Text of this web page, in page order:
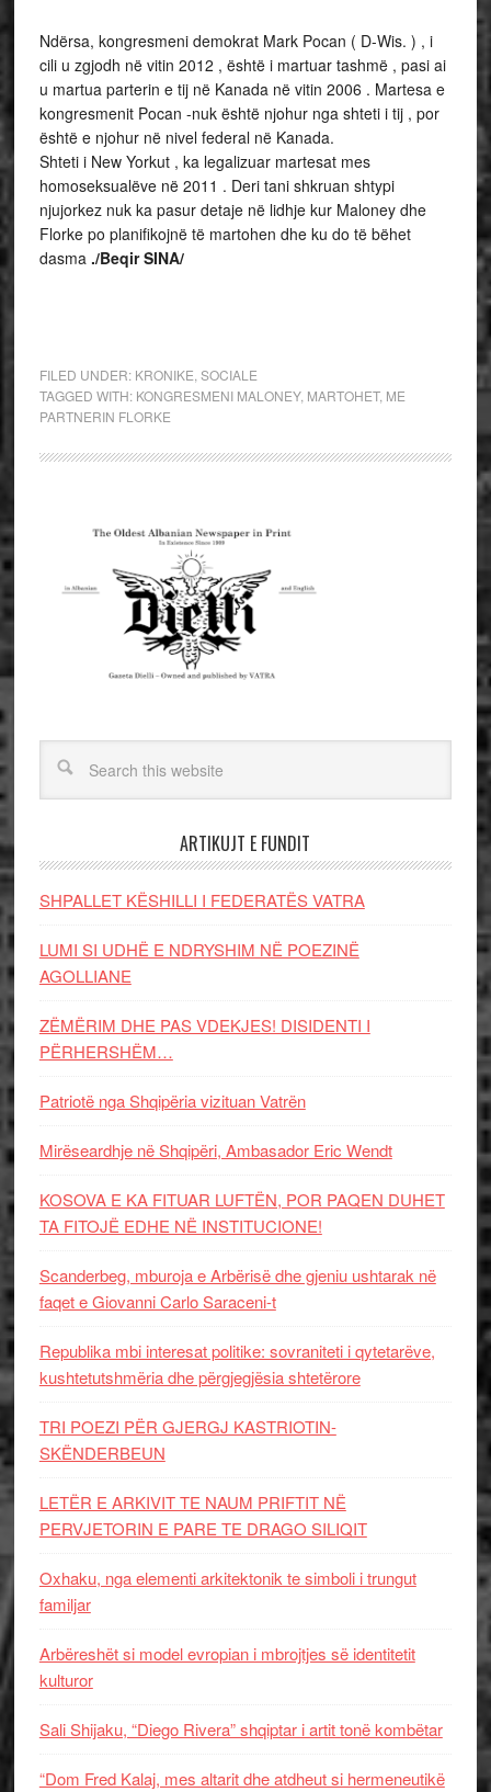
Ndërsa, kongresmeni demokrat Mark Pocan ( D-Wis. ) , i
cili u zgjodh në vitin 2012 , është i martuar tashmë , pasi ai
u martua parterin e tij në Kanada në vitin 2006 . Martesa e
kongresmenit Pocan -nuk është njohur nga shteti i tij , por
është e njohur në nivel federal në Kanada.
Shteti i New Yorkut , ka legalizuar martesat mes
homoseksualëve në 2011 . Deri tani shkruan shtypi
njujorkez nuk ka pasur detaje në lidhje kur Maloney dhe
Florke po planifikojnë të martohen dhe ku do të bëhet
dasma ./Beqir SINA/
FILED UNDER: KRONIKE SOCIALE
TAGGED WITH: KONGRESMENI MALONEY, MARTOHET, ME
PARTNERIN FLORKE
ARTIKUJT E FUNDIT
SHPALLET KËSHILLI I FEDERATËS VATRA
LUMI SI UDHË E NDRYSHIM NË POEZINË
AGOLLIANE
ZËMËRIM DHE PAS VDEKJES! DISIDENTI I
PËRHERSHËM…
Patriotë nga Shqipëria vizituan Vatrën
Mirëseardhje në Shqipëri, Ambasador Eric Wendt
KOSOVA E KA FITUAR LUFTËN, POR PAQEN DUHET
TA FITOJË EDHE NË INSTITUCIONE!
Scanderbeg, mburoja e Arbërisë dhe gjeniu ushtarak në
faqet e Giovanni Carlo Saraceni-t
Republika mbi interesat politike: sovraniteti i qytetarëve,
kushtetutshmëria dhe përgjegjësia shtetërore
TRI POEZI PËR GJERGJ KASTRIOTIN-
SKËNDERBEUN
LETËR E ARKIVIT TE NAUM PRIFTIT NË
PERVJETORIN E PARE TE DRAGO SILIQIT
Oxhaku, nga elementi arkitektonik te simboli i trungut
familjar
Arbëreshët si model evropian i mbrojtjes së identitetit
kulturor
Sali Shijaku, “Diego Rivera” shqiptar i artit tonë kombëtar
“Dom Fred Kalaj, mes altarit dhe atdheut si hermeneutikë